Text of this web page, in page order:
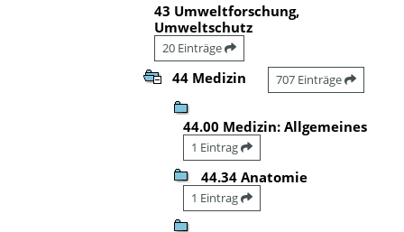
43 Umweltforschung,
Umweltschutz
20 Einträge
44 Medizin 707 Einträge
44.00 Medizin: Allgemeines
1 Eintrag
44.34 Anatomie
1 Eintrag